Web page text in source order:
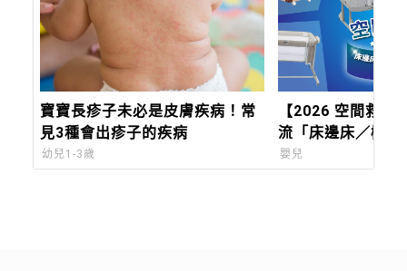
寶寶長疹子未必是皮膚疾病！常
見3種會出疹子的疾病
幼兒1-3歲
【2026 空間救星
流「床邊床／機動
比：Chicco
嬰兒